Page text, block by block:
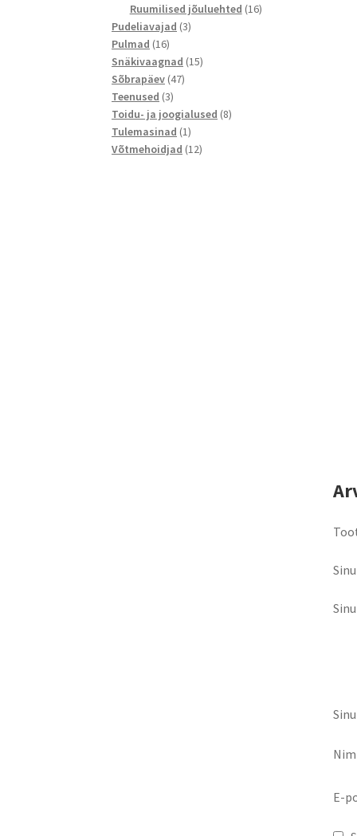
E-
toodet
Ruumilised jõuluehted 1616
Pudeliavajad 33
Pulmad 1616
toodet
Snäkivaagnad 1515
Sõbrapäev 4747
Teenused 33
toodet
Toidu- ja joogialused 88
Tulemasinad 11
toode
Võtmehoidjad 1212